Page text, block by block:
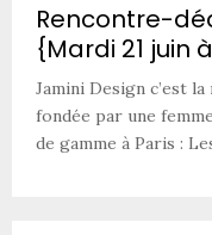
Rencontre-
{Mardi 21 juin
Jamini Design c’est
fondée par une
de gamme à Paris :